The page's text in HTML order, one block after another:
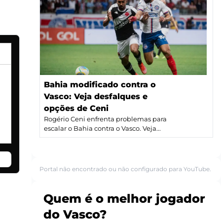
Bahia modificado contra o
Vasco: Veja desfalques e
opções de Ceni
Rogério Ceni enfrenta problemas para
escalar o Bahia contra o Vasco. Veja...
Portal não encontrado ou não configurado para YouTube.
Quem é o melhor jogador
do Vasco?